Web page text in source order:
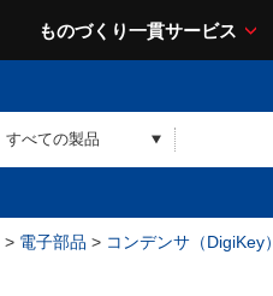
ものづくり一貫サービス
> 電子部品 > コンデンサ（DigiKey）